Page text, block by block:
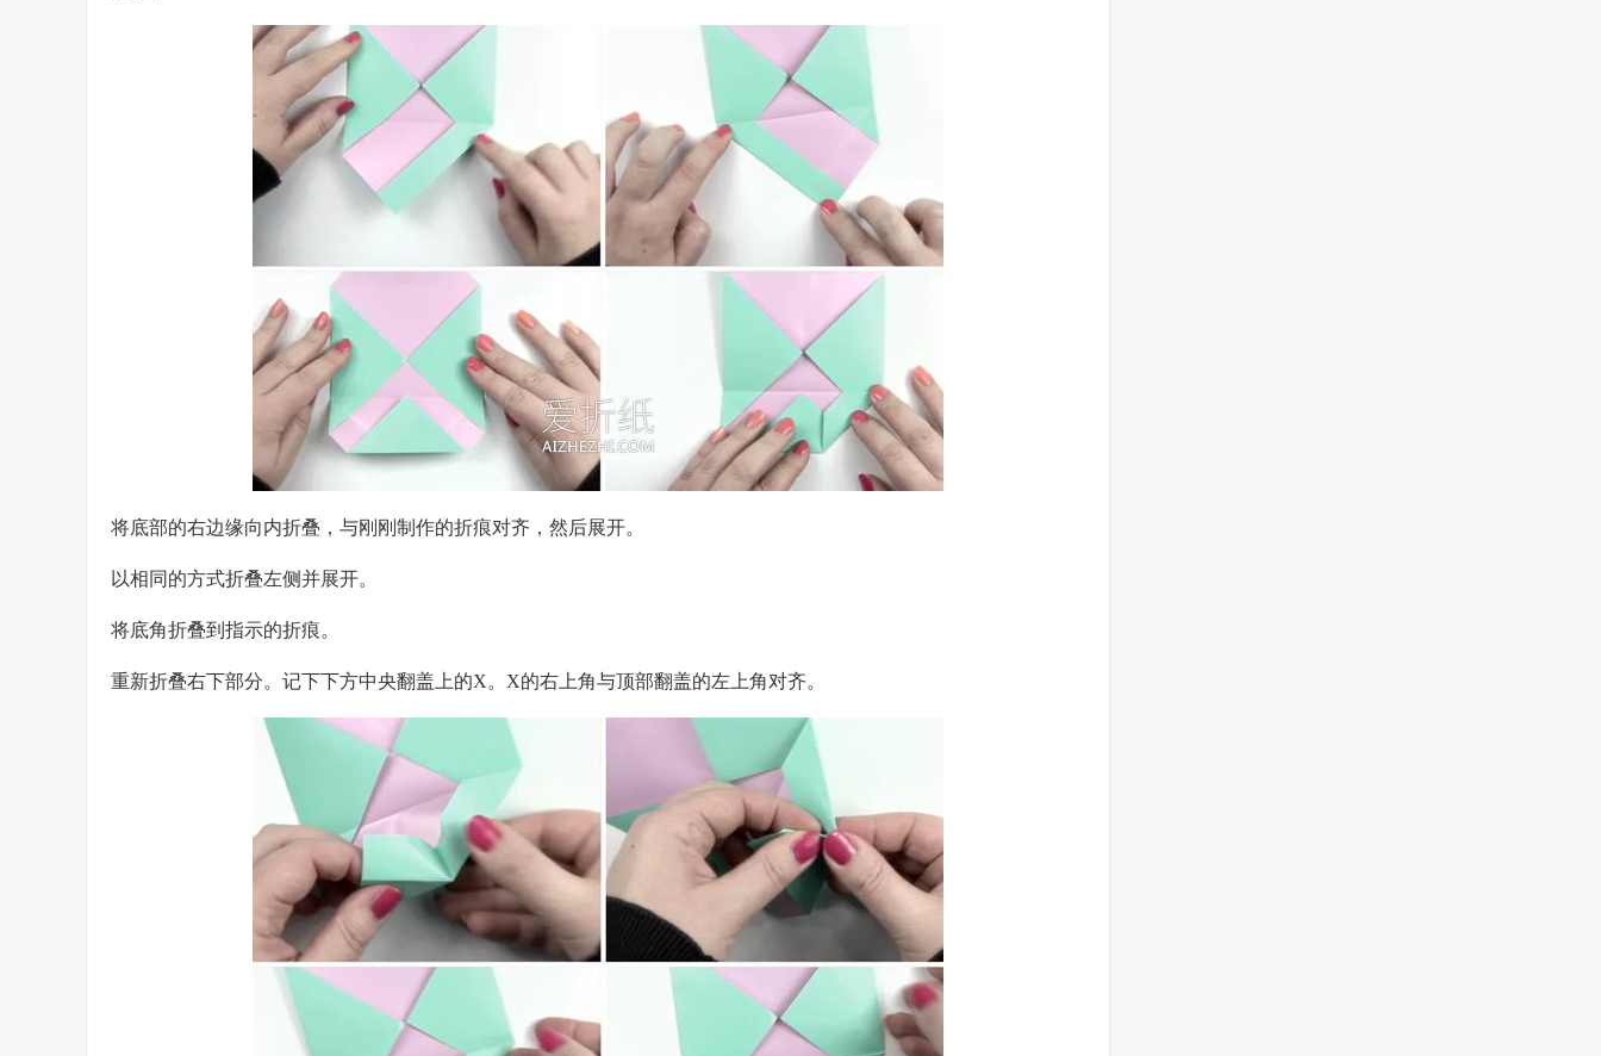
将底部的右边缘向内折叠，与刚刚制作的折痕对齐，然后展开。
以相同的方式折叠左侧并展开。
将底角折叠到指示的折痕。
重新折叠右下部分。记下下方中央翻盖上的X。X的右上角与顶部翻盖的左上角对齐。